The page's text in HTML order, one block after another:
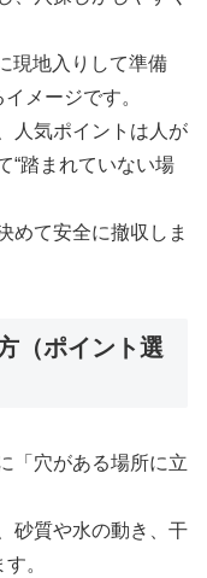
現地入りして準備
メージです。
人気ポイントは人が
“踏まれていない場
めて安全に撤収しま
（ポイント選
「穴がある場所に立
砂質や水の動き、干
。